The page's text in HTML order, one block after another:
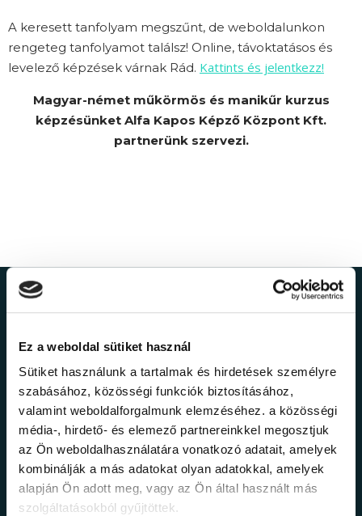
Ez a weboldal sütiket használ
Sütiket használunk a tartalmak és hirdetések személyre
szabásához, közösségi funkciók biztosításához,
valamint weboldalforgalmunk elemzéséhez. a közösségi
média-, hirdető- és elemező partnereinkkel megosztjuk
az Ön weboldalhasználatára vonatkozó adatait, amelyek
kombinálják a más adatokat olyan adatokkal, amelyek
alapján Ön adott meg, vagy az Ön által használt más
szolgáltatásokból gyűjtöttek.
A keresett tanfolyam megszűnt, de weboldalunkon
rengeteg tanfolyamot találsz! Online, távoktatásos és
levelező képzések várnak Rád. Kattints és jelentkezz!
Magyar-német műkörmös és manikűr kurzus
képzésünket Alfa Kapos Képző Központ Kft.
partnerünk szervezi.
Ne maradj le a
legfrissebb
információkról!
Értesülj elsőként legújabb tanfolyamainkról,
legfrissebb híreinkről és időszakos
promócióinkról.